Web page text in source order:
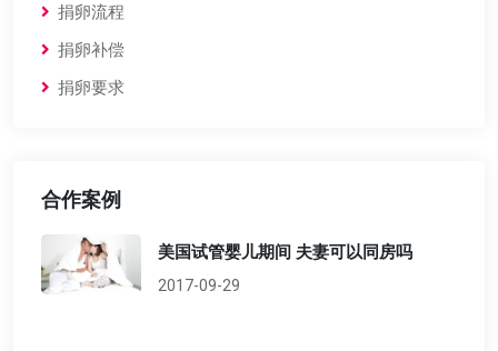
捐卵流程
捐卵补偿
捐卵要求
合作案例
美国试管婴儿期间 夫妻可以同房吗
2017-09-29